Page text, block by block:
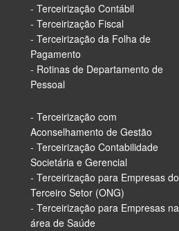
- Terceirização Contábil
- Terceirização Fiscal
- Terceirização da Folha de
Pagamento
- Rotinas de Departamento de
Pessoal
- Terceirização com
Aconselhamento de Gestão
- Terceirização Contabilidade
Societária e Gerencial
- Terceirização para Empresas do
Terceiro Setor (ONG)
- Terceirização para Empresas na
área de Saúde